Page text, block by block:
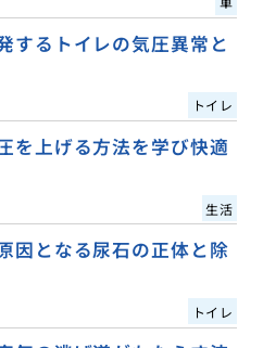
するトイレの気圧異常と
トイレ
を上げる方法を学び快適
生活
因となる尿石の正体と除
トイレ